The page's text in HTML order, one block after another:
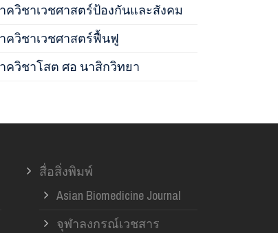
ควิชาเวชศาสตร์ป้องกันและสังคม
ควิชาเวชศาสตร์ฟื้นฟู
ควิชาโสต ศอ นาสิกวิทยา
สื่อสิ่งพิมพ์
Asian Biomedicine Journal
จุฬาลงกรณ์เวชสาร